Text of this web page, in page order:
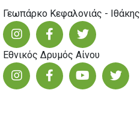
Γεωπάρκο Κεφαλονιάς - Ιθάκης
Εθνικός Δρυμός Αίνου